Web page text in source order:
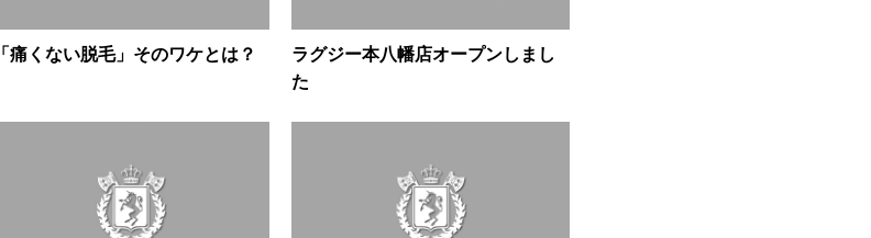
「痛くない脱毛」そのワケとは？
ラグジー本八幡店オープンしまし
た